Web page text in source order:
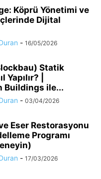
Köprü Yönetimi ve
Dijital
- 16/05/2026
Statik
Yapılır? |
Buildings ile...
- 03/04/2026
Eser Restorasyonu
Programı
- 17/03/2026